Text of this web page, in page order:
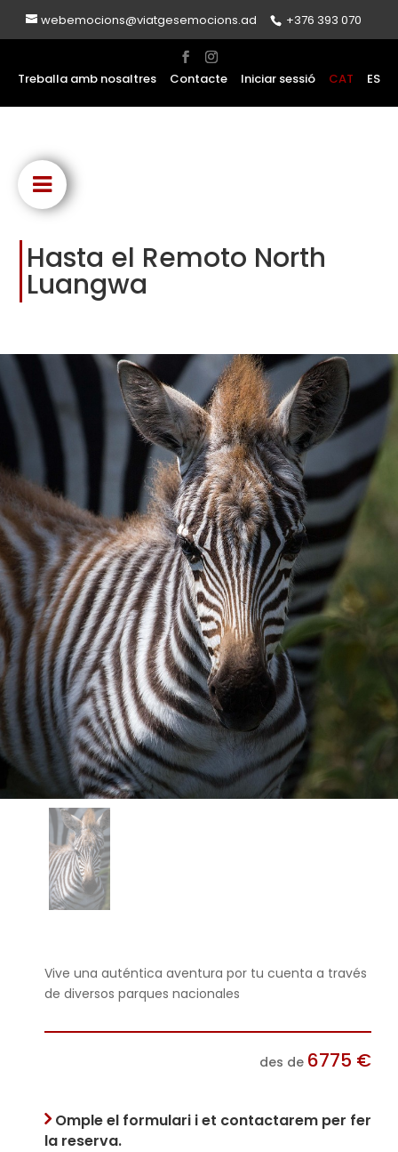
webemocions@viatgesemocions.ad +376 393 070
Treballa amb nosaltres Contacte Iniciar sessió CAT ES
Hasta el Remoto North
Luangwa
Vive una auténtica aventura por tu cuenta a través
de diversos parques nacionales
des de 6775 €
Omple el formulari i et contactarem per fer
la reserva.